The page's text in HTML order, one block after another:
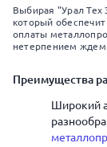
Выбирая "Урал Тех
который
оплаты
нетерпением ждем
Преимущества
Широкий